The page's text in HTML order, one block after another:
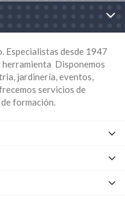
desde 1947
herramienta Disponemos
jardinería, eventos,
servicios de
formación.